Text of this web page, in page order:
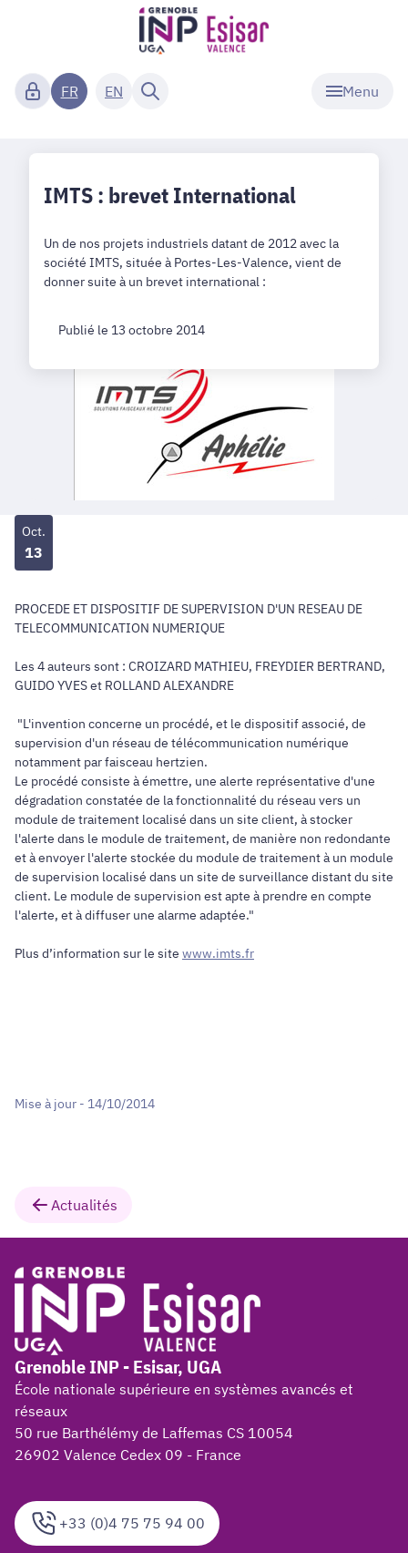
Menu
FR EN
IMTS : brevet International
Un de nos projets industriels datant de 2012 avec la
société IMTS, située à Portes-Les-Valence, vient de
donner suite à un brevet international :
Publié le 13 octobre 2014
Oct.
13
PROCEDE ET DISPOSITIF DE SUPERVISION D'UN RESEAU DE
TELECOMMUNICATION NUMERIQUE
Les 4 auteurs sont : CROIZARD MATHIEU, FREYDIER BERTRAND,
GUIDO YVES et ROLLAND ALEXANDRE
"L'invention concerne un procédé, et le dispositif associé, de
supervision d'un réseau de télécommunication numérique
notamment par faisceau hertzien.
Le procédé consiste à émettre, une alerte représentative d'une
dégradation constatée de la fonctionnalité du réseau vers un
module de traitement localisé dans un site client, à stocker
l'alerte dans le module de traitement, de manière non redondante
et à envoyer l'alerte stockée du module de traitement à un module
de supervision localisé dans un site de surveillance distant du site
client. Le module de supervision est apte à prendre en compte
l'alerte, et à diffuser une alarme adaptée."
Plus d’information sur le site www.imts.fr
Mise à jour - 14/10/2014
Actualités
+33 (0)4 75 75 94 00
Grenoble INP - Esisar, UGA
École nationale supérieure en systèmes avancés et
réseaux
50 rue Barthélémy de Laffemas CS 10054
26902 Valence Cedex 09 - France